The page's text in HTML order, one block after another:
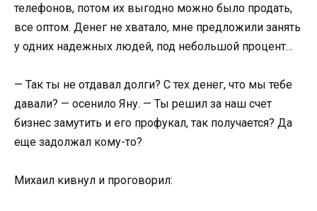
телефонов, потом их выгодно можно было продать,
все оптом. Денег не хватало, мне предложили занять
у одних надежных людей, под небольшой процент…
— Так ты не отдавал долги? С тех денег, что мы тебе
давали? — осенило Яну. — Ты решил за наш счет
бизнес замутить и его профукал, так получается? Да
еще задолжал кому-то?
Михаил кивнул и проговорил: